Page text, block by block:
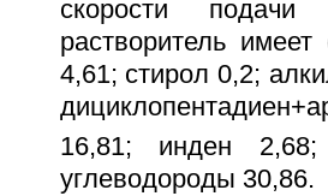
скорости
растворитель
4,61; стирол 0,2;
16,81; инден 2,68;
углеводороды 30,86.